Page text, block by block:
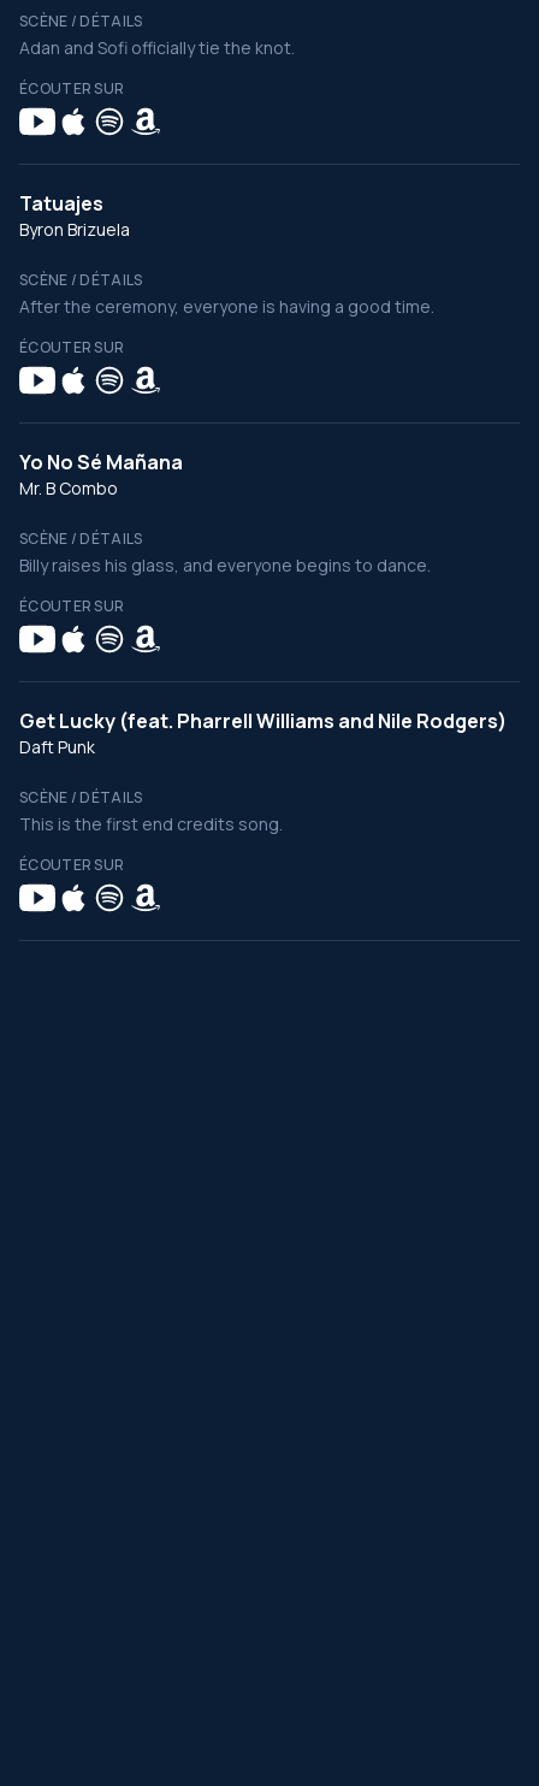
SCÈNE / DÉTAILS
Adan and Sofi officially tie the knot.
ÉCOUTER SUR
Tatuajes
Byron Brizuela
SCÈNE / DÉTAILS
After the ceremony, everyone is having a good time.
ÉCOUTER SUR
Yo No Sé Mañana
Mr. B Combo
SCÈNE / DÉTAILS
Billy raises his glass, and everyone begins to dance.
ÉCOUTER SUR
Get Lucky (feat. Pharrell Williams and Nile Rodgers)
Daft Punk
SCÈNE / DÉTAILS
This is the first end credits song.
ÉCOUTER SUR